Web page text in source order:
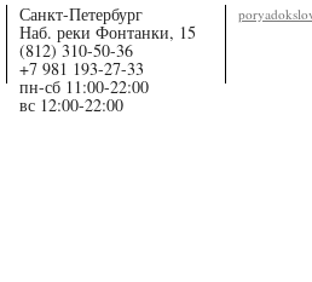
Санкт-Петербург
Наб. реки Фонтанки, 15
(812) 310-50-36
+7 981 193-27-33
пн-сб 11:00-22:00
вс 12:00-22:00